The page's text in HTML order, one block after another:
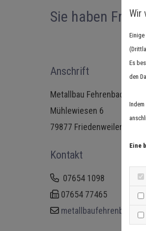
Sie haben
Anschrift
Metallbau Fehrenbach GmbH
Mühlewiesen 6
79877 Friedenweiler-
Kontakt
07654 1098
07654 77465
Wir
Es
den
Eine